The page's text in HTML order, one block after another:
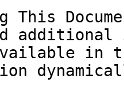
This
in